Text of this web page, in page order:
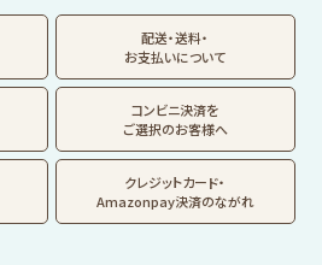
スタンプパッドの商品を見る
トコロコムギ
アルプスの少女ハイ
ジ
カルビーレトロ
サンリオキャラクタ
ーズ
フルーツマーケット
お菓子などうぶつ
工房
結々 yuiyui の商品を見る
配送・送料・
お支払いについて
コンビニ決済を
ご選択のお客様へ
クレジットカード・
Amazonpay決済のながれ